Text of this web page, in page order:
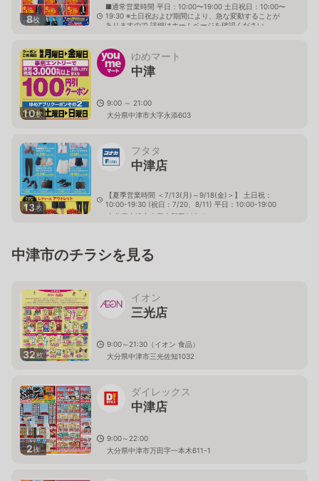
8枚
■通常営業時間 平日：10:00〜19:00 土日祝日：10:00〜
19:30 ※土日祝および期間により、急な変動することが
ありますので 詳細はホームページを確認ください
10枚
ゆめマート
中津
9:00 ～ 21:00
大分県中津市大字永添603
13枚
フタタ
中津店
【夏季営業時間 ＜7/13(月)～9/18(金)＞】 土日祝：
10:00-19:30 (祝日：7/20、8/11) 平日：10:00-19:00
大分県中津市大字大新田285-1
中津市のチラシを見る
32枚
イオン
三光店
9:00～21:30（イオン 食品）
大分県中津市三光佐知1032
2枚
ダイレックス
中津店
9:00～22:00
大分県中津市万田字一本木611-1